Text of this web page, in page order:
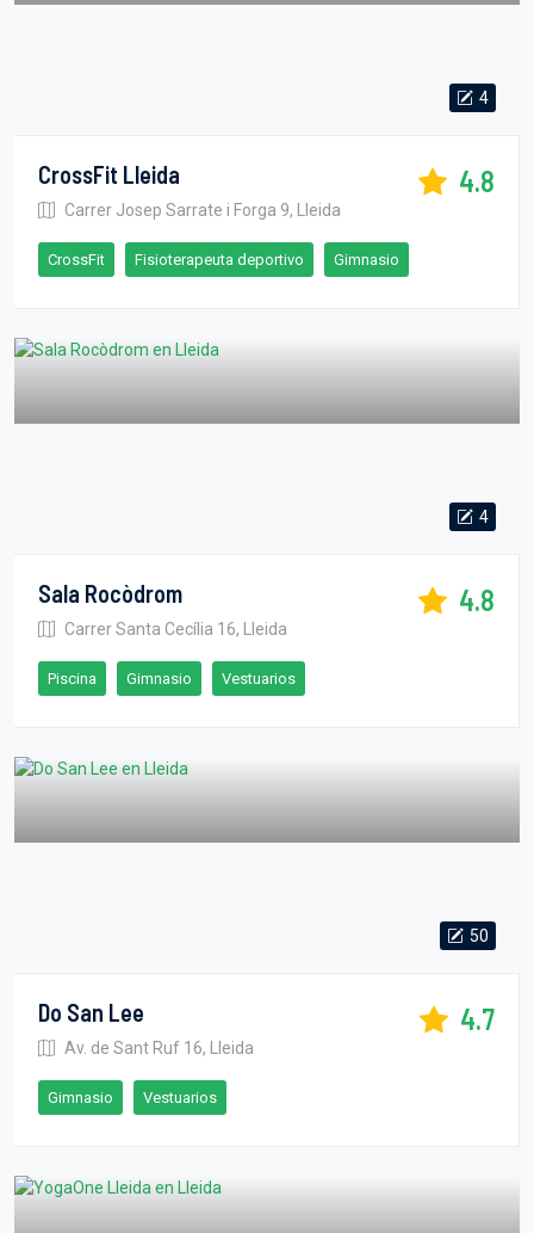
4
CrossFit Lleida
Carrer Josep Sarrate i Forga 9, Lleida
4.8
CrossFit Fisioterapeuta deportivo Gimnasio
4
Sala Rocòdrom
Carrer Santa Cecília 16, Lleida
4.8
Piscina Gimnasio Vestuarios
50
Do San Lee
Av. de Sant Ruf 16, Lleida
4.7
Gimnasio Vestuarios